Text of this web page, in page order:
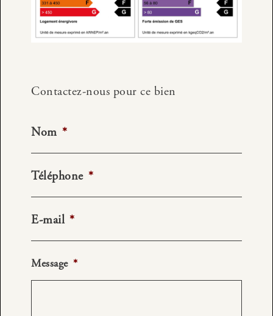
Contactez-nous pour ce bien
Nom *
Téléphone *
E-mail *
Message *